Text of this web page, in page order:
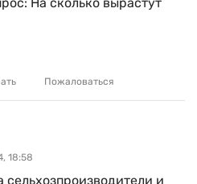
Пожаловаться
18:58
сельхозпроизводители и